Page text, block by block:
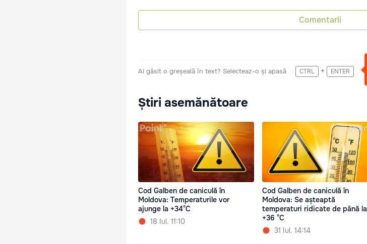
Comentarii
Ai găsit o greșeală în text? Selecteaz-o și apasă CTRL + ENTER
Știri asemănătoare
Cod Galben de caniculă în
Moldova: Temperaturile vor
ajunge la +34°C
18 Iul. 11:10
Cod Galben de caniculă în
Moldova: Se așteaptă
temperaturi ridicate de până la
+36 °C
31 Iul. 14:14